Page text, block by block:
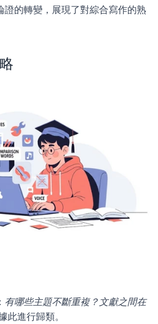
證的轉變，展現了對綜合寫作的熟
有哪些主題不斷重複？文獻之間在
此進行歸類。